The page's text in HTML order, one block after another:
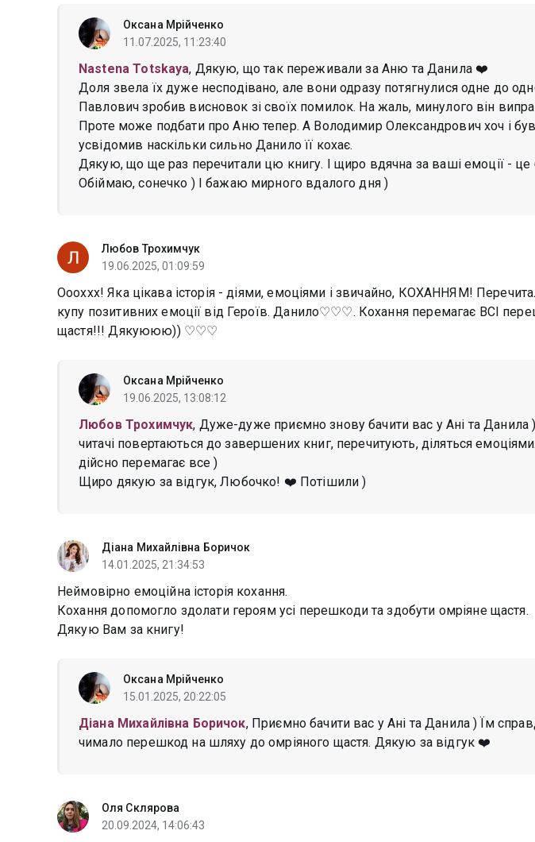
Оксана Мрійченко
11.07.2025, 11:23:40
Nastena Totskaya, Дякую, що так переживали за Аню та Данила ❤️
Доля звела їх дуже несподівано, але вони одразу потягнулися одне до
Павлович зробив висновок зі своїх помилок. На жаль, минулого він
Проте може подбати про Аню тепер. А Володимир Олександрович хоч і
усвідомив наскільки сильно Данило її кохає.
Дякую, що ще раз перечитали цю книгу. І щиро вдячна за ваші емоції - це
Обіймаю, сонечко ) І бажаю мирного вдалого дня )
Любов Трохимчук
19.06.2025, 01:09:59
Оооххх! Яка цікава історія - діями, емоціями і звичайно, КОХАННЯМ!
купу позитивних емоції від Героїв. Данило♡♡♡. Кохання перемагає ВСІ
щастя!!! Дякуююю)) ♡♡♡
Оксана Мрійченко
19.06.2025, 13:08:12
Любов Трохимчук, Дуже-дуже приємно знову бачити вас у Ані та
читачі повертаються до завершених книг, перечитують, діляться
дійсно перемагає все )
Щиро дякую за відгук, Любочко! ❤️ Потішили )
Діана Михайлівна Боричок
14.01.2025, 21:34:53
Неймовірно емоційна історія кохання.
Кохання допомогло здолати героям усі перешкоди та здобути омріяне щастя.
Дякую Вам за книгу!
Оксана Мрійченко
15.01.2025, 20:22:05
Діана Михайлівна Боричок, Приємно бачити вас у Ані та Данила ) Їм
чимало перешкод на шляху до омріяного щастя. Дякую за відгук ❤️
Оля Склярова
20.09.2024, 14:06:43